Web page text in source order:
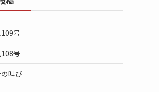
号
号
叫び